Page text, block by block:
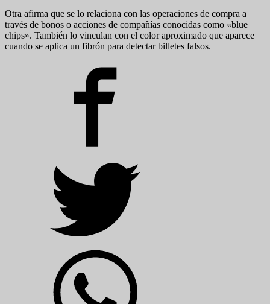
Otra afirma que se lo relaciona con las operaciones de compra a
través de bonos o acciones de compañías conocidas como «blue
chips». También lo vinculan con el color aproximado que aparece
cuando se aplica un fibrón para detectar billetes falsos.